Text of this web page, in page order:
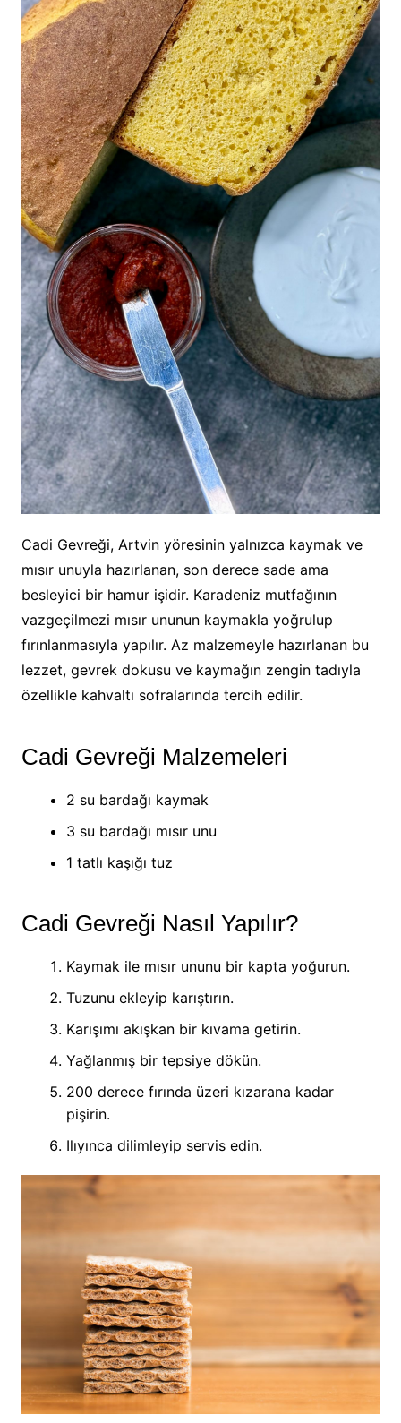
Cadi Gevreği, Artvin yöresinin yalnızca kaymak ve
mısır unuyla hazırlanan, son derece sade ama
besleyici bir hamur işidir. Karadeniz mutfağının
vazgeçilmezi mısır ununun kaymakla yoğrulup
fırınlanmasıyla yapılır. Az malzemeyle hazırlanan bu
lezzet, gevrek dokusu ve kaymağın zengin tadıyla
özellikle kahvaltı sofralarında tercih edilir.
Cadi Gevreği Malzemeleri
2 su bardağı kaymak
3 su bardağı mısır unu
1 tatlı kaşığı tuz
Cadi Gevreği Nasıl Yapılır?
Kaymak ile mısır ununu bir kapta yoğurun.
Tuzunu ekleyip karıştırın.
Karışımı akışkan bir kıvama getirin.
Yağlanmış bir tepsiye dökün.
200 derece fırında üzeri kızarana kadar
pişirin.
Ilıyınca dilimleyip servis edin.